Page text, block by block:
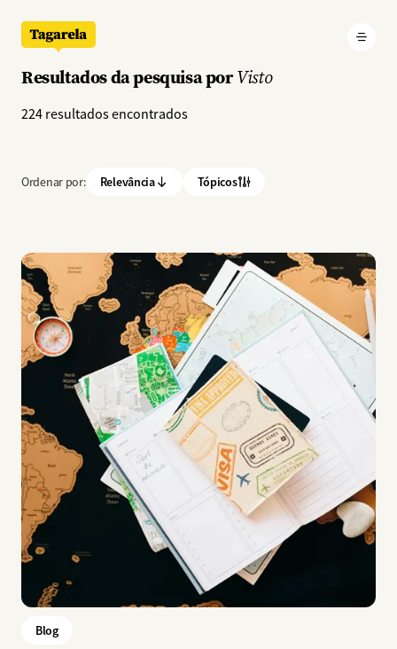
Resultados da pesquisa porVisto
224 resultados encontrados
Ordenar por: Relevância Tópicos
Imagem
Blog